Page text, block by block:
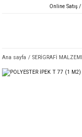
Online Satış
Ana sayfa SERİGRAFİ